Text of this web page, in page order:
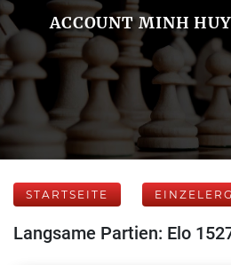
ACCOUNT MINH HUY
STARTSEITE
Langsame Partien: Elo